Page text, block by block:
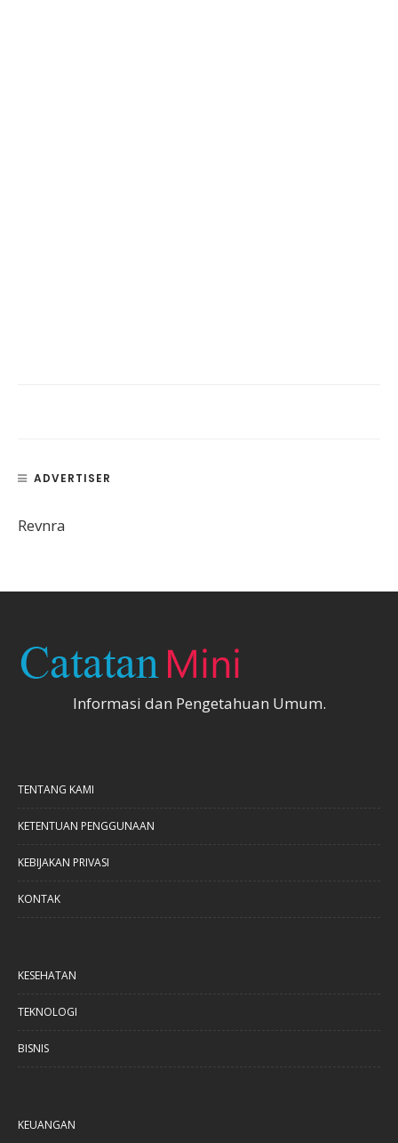
ADVERTISER
Revnra
Informasi dan Pengetahuan Umum.
TENTANG KAMI
KETENTUAN PENGGUNAAN
KEBIJAKAN PRIVASI
KONTAK
KESEHATAN
TEKNOLOGI
BISNIS
KEUANGAN